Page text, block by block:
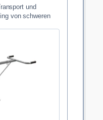
und
von schweren